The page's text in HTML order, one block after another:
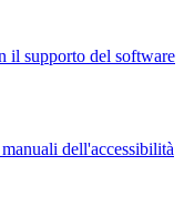
il supporto del software
dell'accessibilità